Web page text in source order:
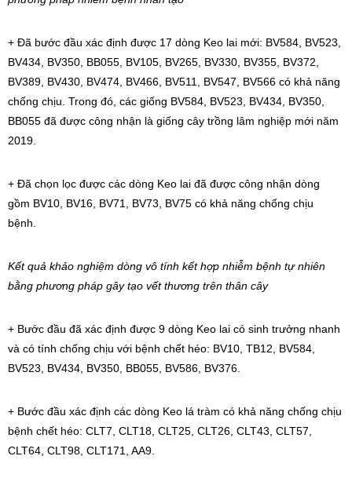
+ Đã bước đầu xác định được 17 dòng Keo lai mới: BV584, BV523,
BV434, BV350, BB055, BV105, BV265, BV330, BV355, BV372,
BV389, BV430, BV474, BV466, BV511, BV547, BV566 có khả năng
chống chịu. Trong đó, các giống BV584, BV523, BV434, BV350,
BB055 đã được công nhận là giống cây trồng lâm nghiệp mới năm
2019.
+ Đã chọn lọc được các dòng Keo lai đã được công nhận dòng
gồm BV10, BV16, BV71, BV73, BV75 có khả năng chống chịu
bệnh.
Kết quả khảo nghiệm dòng vô tính kết hợp nhiễm bệnh tự nhiên
bằng phương pháp gây tạo vết thương trên thân cây
+ Bước đầu đã xác định được 9 dòng Keo lai có sinh trưởng nhanh
và có tính chống chịu với bệnh chết héo: BV10, TB12, BV584,
BV523, BV434, BV350, BB055, BV586, BV376.
+ Bước đầu xác định các dòng Keo lá tràm có khả năng chống chịu
bệnh chết héo: CLT7, CLT18, CLT25, CLT26, CLT43, CLT57,
CLT64, CLT98, CLT171, AA9.